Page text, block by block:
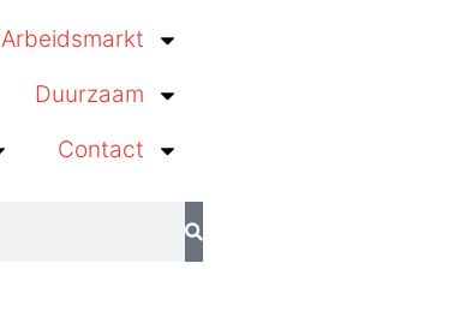
Arbeidsmarkt
Duurzaam
Contact